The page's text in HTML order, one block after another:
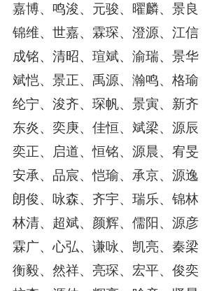
嘉博、鸣浚、元骏、曜麟、景良
锦维、世嘉、霖琛、澄源、江信
成铭、清昭、瑄斌、渝瑞、景华
斌恺、景正、禹源、瀚鸣、格瑜
纶宁、浚齐、琛帆、景寅、新齐
东炎、奕庚、佳恒、斌梁、源辰
奕正、启道、恒铭、源晨、宥旻
安承、品宸、恺瑜、承京、源逸
朗俊、咏森、齐宇、瑞乐、锦林
林清、超斌、颜辉、儒阳、源彦
霖广、心弘、谦咏、凯亮、秦梁
衡毅、然祥、亮琛、宏平、俊奕